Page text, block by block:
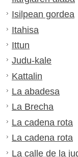
Isilpean gordea
Itahisa
Ittun
Judu-kale
Kattalin
La abadesa
La Brecha
La cadena rota
La cadena rota
La calle de la